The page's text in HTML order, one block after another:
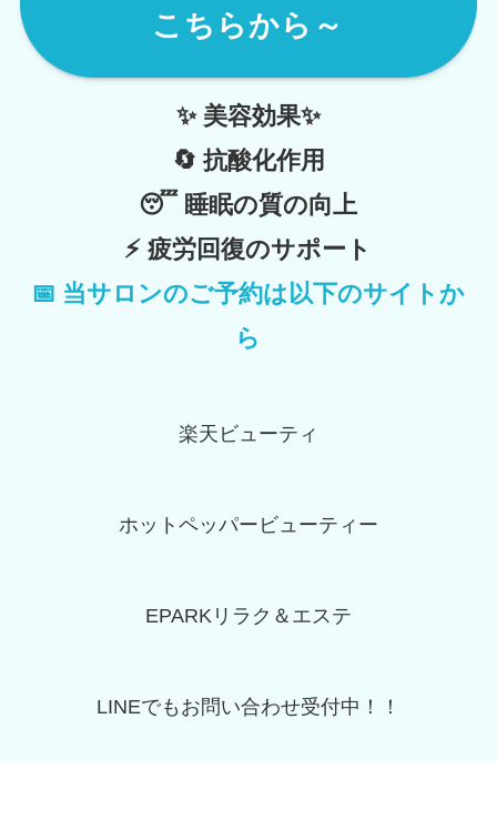
こちらから～
✨ 美容効果✨
🔄 抗酸化作用
😴 睡眠の質の向上
⚡疲労回復のサポート
📅 当サロンのご予約は以下のサイトか
ら
楽天ビューティ
ホットペッパービューティー
EPARKリラク＆エステ
LINEでもお問い合わせ受付中！！